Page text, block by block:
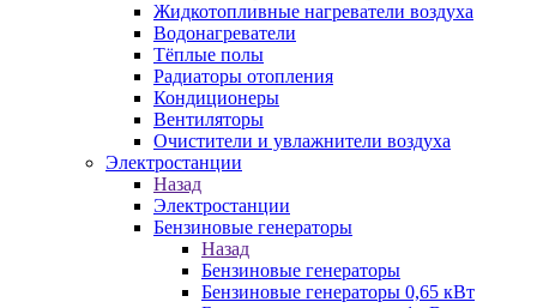
Жидкотопливные нагреватели воздуха
Водонагреватели
Тёплые полы
Радиаторы отопления
Кондиционеры
Вентиляторы
Очистители и увлажнители воздуха
Электростанции
Назад
Электростанции
Бензиновые генераторы
Назад
Бензиновые генераторы
Бензиновые генераторы 0,65 кВт